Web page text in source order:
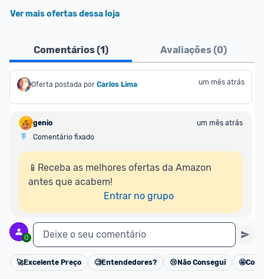
Ver mais ofertas dessa loja
Comentários (1) Avaliações (0)
Oferta postada por Carlos Lima um mês atrás
genio
um mês atrás
Comentário fixado
📱Receba as melhores ofertas da Amazon
antes que acabem!
Entrar no grupo
0 Deixe o seu comentário
Cancelar
🚀Excelente Preço 🧐Entendedores? 😢 Não Consegui 🤩